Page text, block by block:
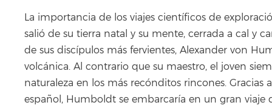
La importancia de los viajes científicos de
salió de su tierra natal y su mente, cerrada a cal y
de sus discípulos más fervientes, Alexander von
volcánica. Al contrario que su maestro, el joven
naturaleza en los más recónditos rincones. Gracias
español, Humboldt se embarcaría en un gran viaje